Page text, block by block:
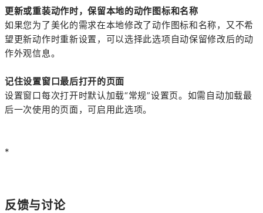
更新或重装动作时，保留本地的动作图标和名称
如果您为了美化的需求在本地修改了动作图标和名称，又不希
望更新动作时重新设置，可以选择此选项自动保留修改后的动
作外观信息。
记住设置窗口最后打开的页面
设置窗口每次打开时默认加载“常规”设置页。如需自动加载最
后一次使用的页面，可启用此选项。
*
反馈与讨论